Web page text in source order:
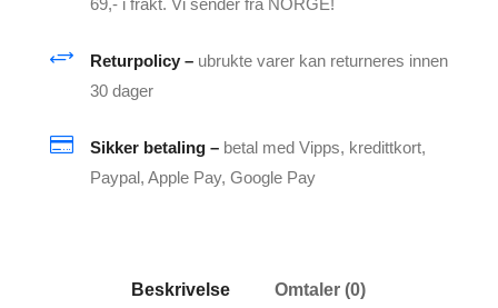
69,- i frakt. Vi sender fra NORGE!
+ Returpolicy – ubrukte varer kan returneres innen
30 dager
 Sikker betaling – betal med Vipps, kredittkort,
Paypal, Apple Pay, Google Pay
Beskrivelse Omtaler (0)